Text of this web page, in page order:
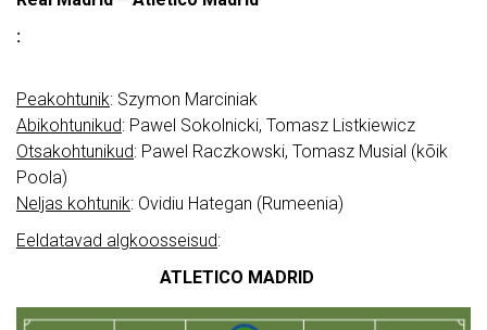
:
Peakohtunik: Szymon Marciniak
Abikohtunikud: Pawel Sokolnicki, Tomasz Listkiewicz
Otsakohtunikud: Pawel Raczkowski, Tomasz Musial (kõik
Poola)
Neljas kohtunik: Ovidiu Hategan (Rumeenia)
Eeldatavad algkoosseisud:
ATLETICO MADRID